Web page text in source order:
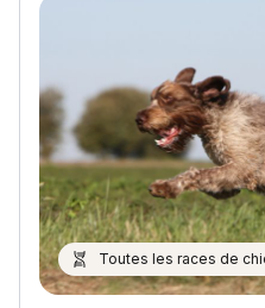
Toutes les races de